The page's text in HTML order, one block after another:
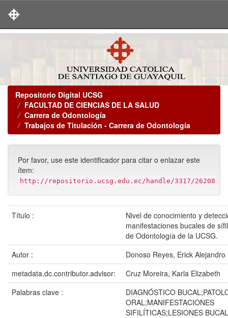
Repositorio Digital UCSG
FACULTAD DE CIENCIAS DE LA SALUD
Carrera de Odontología
Trabajos de Titulación - Carrera de Odontología
Por favor, use este identificador para citar o enlazar este
ítem:
http://repositorio.ucsg.edu.ec/handle/3317/26208
Título :
Nivel de conocimiento y
manifestaciones bucales de
de Odontología de la UCSG.
Autor :
Donoso Reyes, Erick Alejandro
metadata.dc.contributor.advisor:
Cruz Moreira, Karla Elizabeth
Palabras clave :
DIAGNÓSTICO
ORAL;MANIFESTACIONES
SIFILÍTICAS;LESIONES